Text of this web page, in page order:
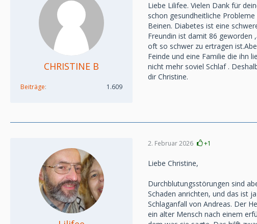
CHRISTINE B
Beiträge 1.609
Liebe Lilifee. Vielen Dank für
schon gesundheitliche
Beinen. Diabetes ist eine
Freundin ist damit 86 geworden
oft so schwer zu ertragen
Feinde und eine Familie die ihn
nicht mehr soviel Schlaf .
dir Christine.
2. Februar 2026 +1
Liebe Christine,
Durchblutungsstörungen sind
Schaden anrichten, und das ist
Schlaganfall von Andreas. Der
ein alter Mensch nach einem